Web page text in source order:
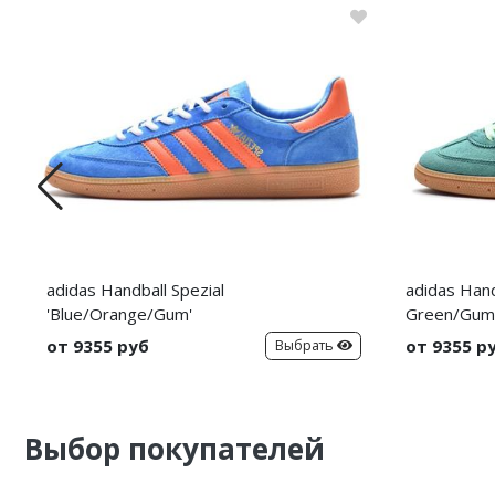
adidas Handball Spezial
'Blue/Orange/Gum'
от 9355 руб
Выбрать
adidas
Green/
от 9355
Выбор покупателей
Nike Uptempo
Nike Foamposite